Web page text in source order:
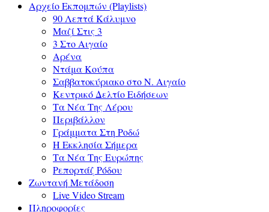
Αρχείο Εκπομπών (Playlists)
90 Λεπτά Κάλυμνο
Μαζί Στις 3
3 Στο Αιγαίο
Αρένα
Ντάμα Κούπα
Σαββατοκύριακο στο Ν. Αιγαίο
Κεντρικό Δελτίο Ειδήσεων
Τα Νέα Της Λέρου
Περιβάλλον
Γράμματα Στη Ροδώ
Η Εκκλησία Σήμερα
Τα Νέα Της Ευρώπης
Ρεπορτάζ Ρόδου
Ζωντανή Μετάδοση
Live Video Stream
Πληροφορίες